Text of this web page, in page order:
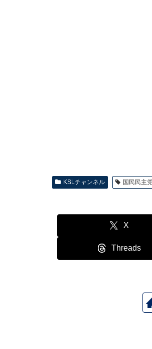
KSLチャンネル 国民民主
X
Threads